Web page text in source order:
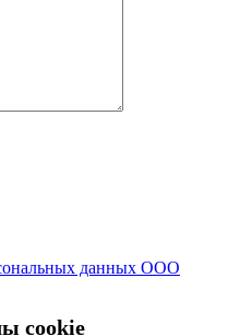
данных ООО
cookie